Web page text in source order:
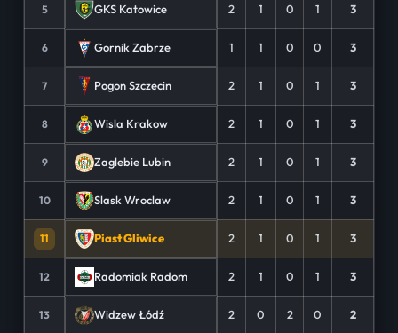
5 GKS Katowice 2 1 0 1 3
6 Gornik Zabrze 1 1 0 0 3
7 Pogon Szczecin 2 1 0 1 3
8 Wisla Krakow 2 1 0 1 3
9 Zaglebie Lubin 2 1 0 1 3
10 Slask Wroclaw 2 1 0 1 3
11 Piast Gliwice 2 1 0 1 3
12 Radomiak Radom 2 1 0 1 3
13 Widzew Łódź 2 0 2 0 2